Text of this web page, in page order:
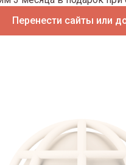
Перенести сайты или